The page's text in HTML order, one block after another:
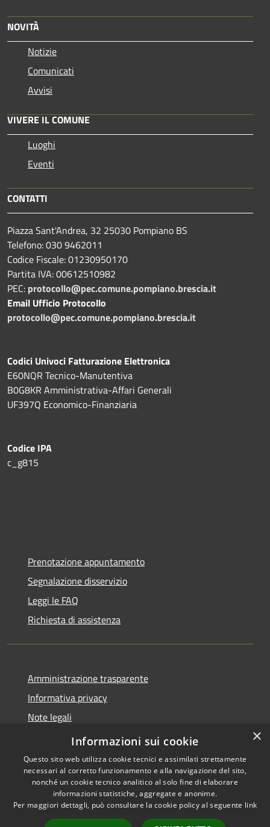
NOVITÀ
Notizie
Comunicati
Avvisi
VIVERE IL COMUNE
Luoghi
Eventi
CONTATTI
Piazza Sant'Andrea, 32 25030 Pompiano BS
Telefono: 030 9462011
Codice Fiscale: 01230950170
Partita IVA: 00612510982
PEC: protocollo@pec.comune.pompiano.brescia.it
Email Ufficio Protocollo
protocollo@pec.comune.pompiano.brescia.it
Codici Univoci Fatturazione Elettronica
E60NQR Tecnico-Manutentiva
B0G8KR Amministrativa-Affari Generali
UF397Q Economico-Finanziaria
Codice IPA
c_g815
Prenotazione appuntamento
Segnalazione disservizio
Leggi le FAQ
Richiesta di assistenza
Amministrazione trasparente
Informativa privacy
Note legali
Dichiarazione di accessibilità
Accessibilità
Copyright © 2026 • Comune di
Pompiano • Powered by
×
Informazioni sui cookie
Questo sito web utilizza cookie tecnici e assimilati strettamente
necessari al corretto funzionamento e alla navigazione del sito,
nonché un cookie tecnico analitico al solo fine di elaborare
informazioni statistiche, aggregate e anonime.
Per maggiori dettagli, può consultare la cookie policy al seguente link